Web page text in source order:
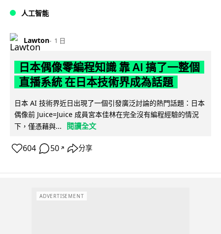
人工智能
Lawton 1 日
日本偶像零編程知識 靠 AI 搞了一整個
直播系統 在日本技術界成為話題
日本 AI 技術界近日出現了一個引發廣泛討論的熱門話題：日本
偶像前 Juice=Juice 成員宮本佳林在完全沒有編程經驗的情況
下，僅憑藉與...
閱讀全文
604 50 ↗ 分享
ADVERTISEMENT